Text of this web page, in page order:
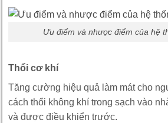
Ưu điểm và nhược điểm của hệ
Thổi cơ khí
Tăng cường hiệu quả làm mát cho
cách thổi không khí trong sạch vào
và được điều khiển trước.